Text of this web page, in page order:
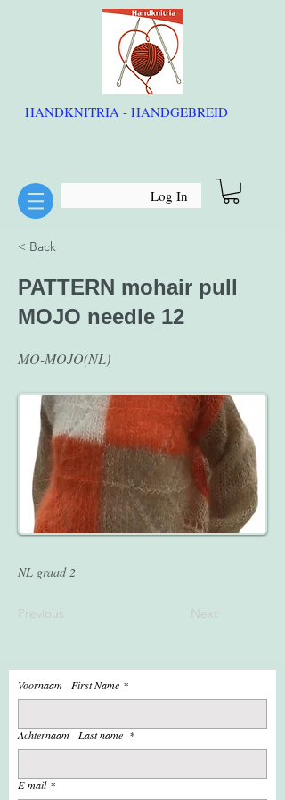
HANDKNITRIA - HANDGEBREID
Log In
< Back
PATTERN mohair pull
MOJO needle 12
MO-MOJO(NL)
NL graad 2
Previous Next
Voornaam - First Name *
Achternaam - Last name *
E-mail *